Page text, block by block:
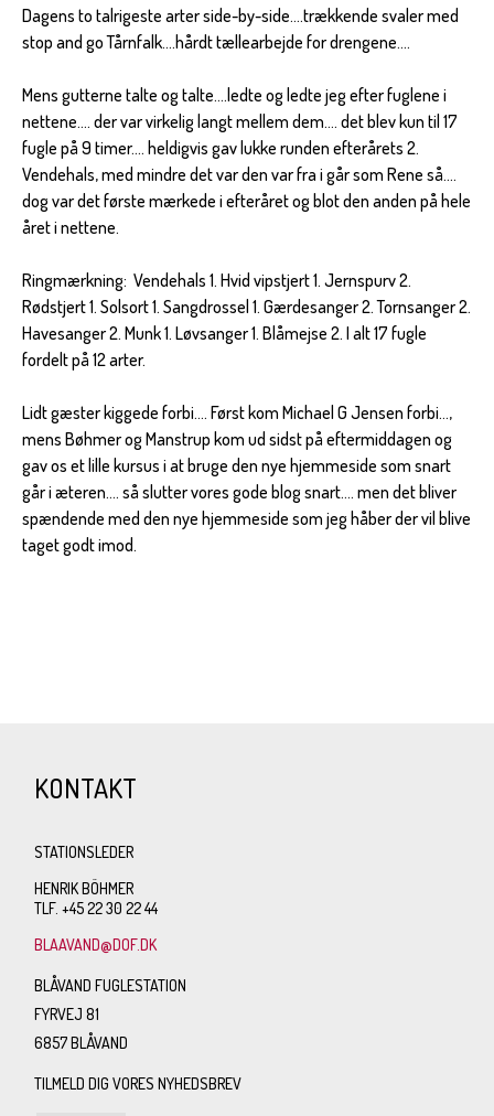
Dagens to talrigeste arter side-by-side….trækkende svaler med
stop and go Tårnfalk….hårdt tællearbejde for drengene….
Mens gutterne talte og talte….ledte og ledte jeg efter fuglene i
nettene…. der var virkelig langt mellem dem…. det blev kun til 17
fugle på 9 timer…. heldigvis gav lukke runden efterårets 2.
Vendehals, med mindre det var den var fra i går som Rene så….
dog var det første mærkede i efteråret og blot den anden på hele
året i nettene.
Ringmærkning: Vendehals 1. Hvid vipstjert 1. Jernspurv 2.
Rødstjert 1. Solsort 1. Sangdrossel 1. Gærdesanger 2. Tornsanger 2.
Havesanger 2. Munk 1. Løvsanger 1. Blåmejse 2. I alt 17 fugle
fordelt på 12 arter.
Lidt gæster kiggede forbi…. Først kom Michael G Jensen forbi…,
mens Bøhmer og Manstrup kom ud sidst på eftermiddagen og
gav os et lille kursus i at bruge den nye hjemmeside som snart
går i æteren…. så slutter vores gode blog snart…. men det bliver
spændende med den nye hjemmeside som jeg håber der vil blive
taget godt imod.
KONTAKT
STATIONSLEDER
HENRIK BÖHMER
TLF. +45 22 30 22 44
BLAAVAND@DOF.DK
BLÅVAND FUGLESTATION
FYRVEJ 81
6857 BLÅVAND
TILMELD DIG VORES NYHEDSBREV